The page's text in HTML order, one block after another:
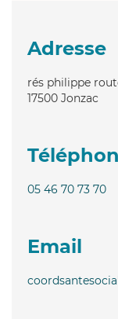
Adresse
rés philippe
17500 Jonzac
05 46 70 73 70
Email